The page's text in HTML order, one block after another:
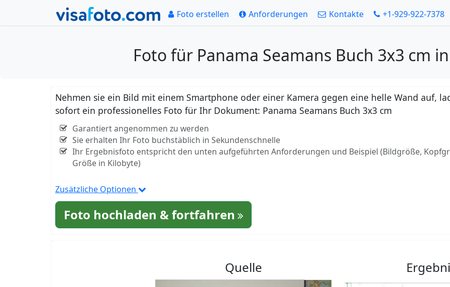
Foto erstellen Anforderungen Kontakte +1-929-922-7378
Foto für Panama Seamans Buch 3x3 cm
Nehmen sie ein Bild mit einem Smartphone oder einer Kamera gegen eine helle Wand auf,
sofort ein professionelles Foto für Ihr Dokument: Panama Seamans Buch 3x3 cm
Garantiert angenommen zu werden
Sie erhalten Ihr Foto buchstäblich in Sekundenschnelle
Ihr Ergebnisfoto entspricht den unten aufgeführten Anforderungen und Beispiel (Bildgröße,
Größe in Kilobyte)
Zusätzliche Optionen
Foto hochladen & fortfahren
Quelle